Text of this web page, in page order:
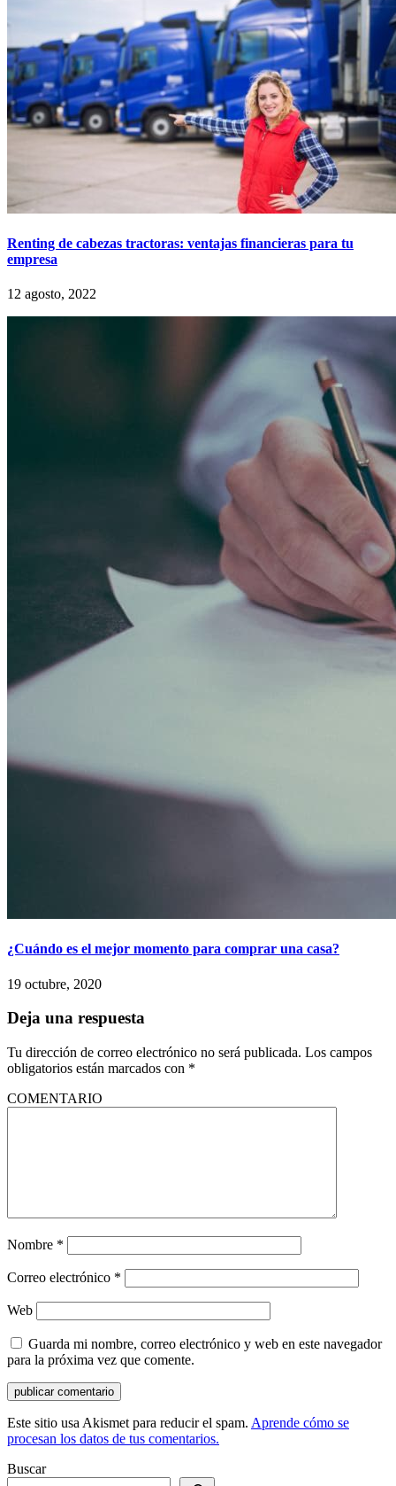
Renting de cabezas tractoras: ventajas financieras para tu
empresa
12 agosto, 2022
¿Cuándo es el mejor momento para comprar una casa?
19 octubre, 2020
Deja una respuesta
Tu dirección de correo electrónico no será publicada. Los campos
obligatorios están marcados con *
COMENTARIO
Nombre *
Correo electrónico *
Web
Guarda mi nombre, correo electrónico y web en este navegador
para la próxima vez que comente.
Este sitio usa Akismet para reducir el spam. Aprende cómo se
procesan los datos de tus comentarios.
Buscar